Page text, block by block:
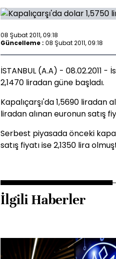
08 Şubat 2011, 09:18
Güncelleme : 08 Şubat 2011, 09:18
İSTANBUL (A.A) - 08.02.2011
2,1470 liradan güne başladı.
Kapalıçarşı'da 1,5690 liradan
liradan alınan euronun satış
Serbest piyasada önceki
satış fiyatı ise 2,1350 lira
İlgili Haberler